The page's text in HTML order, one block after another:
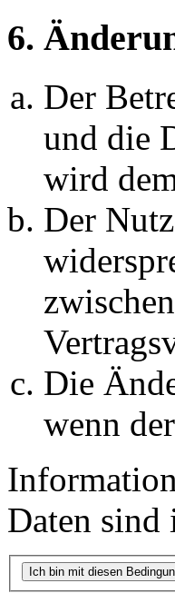
6.
Der
und die
wird
Der
Die
wenn
Daten sind